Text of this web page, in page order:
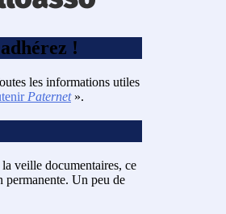
!
les informations utiles
Paternet».
veille documentaires, ce
permanente. Un peu de